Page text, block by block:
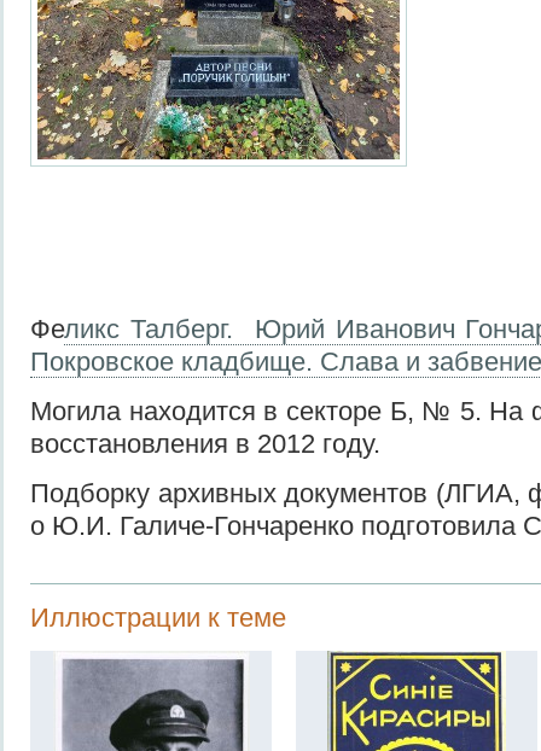
Феликс Талберг. Юрий Иванович
Покровское кладбище. Слава и
Могила находится в секторе Б, № 5. На
восстановления в 2012 году.
Подборку архивных документов (ЛГИА,
о Ю.И. Галиче-Гончаренко подготовила
Иллюстрации к теме